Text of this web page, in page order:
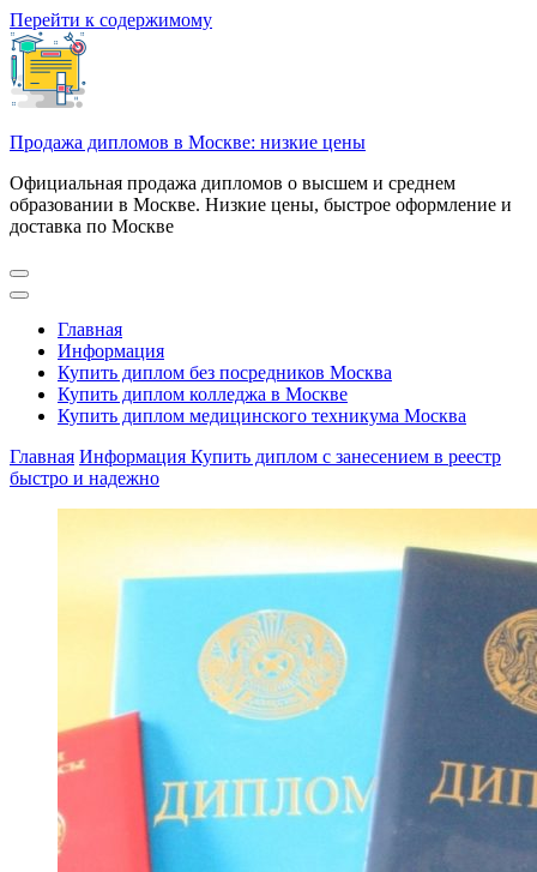
Перейти к содержимому
Продажа дипломов в Москве: низкие цены
Официальная продажа дипломов о высшем и среднем
образовании в Москве. Низкие цены, быстрое оформление и
доставка по Москве
Главная
Информация
Купить диплом без посредников Москва
Купить диплом колледжа в Москве
Купить диплом медицинского техникума Москва
Главная Информация Купить диплом с занесением в реестр
быстро и надежно